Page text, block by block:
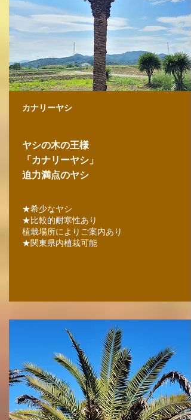
カナリーヤシ
ヤシの木の王様
「カナリーヤシ」
​迫力満点のヤシ
★希少なヤシ
★比較的耐寒性あり
植栽場所によりご案内あり
★関東県内植栽可能